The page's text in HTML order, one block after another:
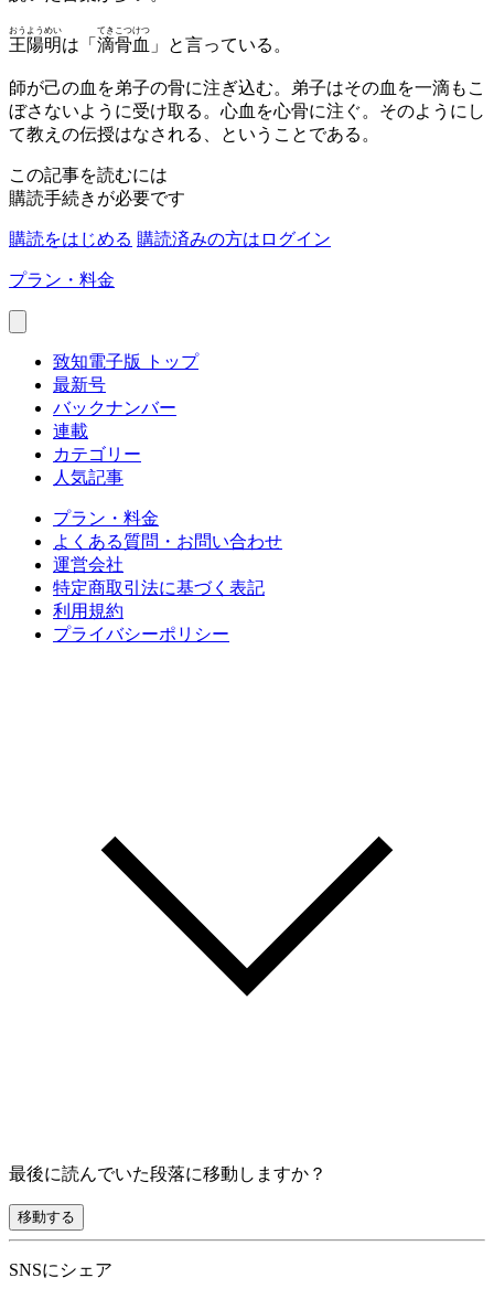
王
おう
陽
よう
明
めい
は「 滴
てき
骨
こつ
血
けつ
」と言っている。
師が己の血を弟子の骨に注ぎ込む。弟子はその血を一滴もこ
ぼさないように受け取る。心血を心骨に注ぐ。そのようにし
て教えの伝授はなされる、ということである。
この記事を読むには
購読手続きが必要です
購読をはじめる 購読済みの方はログイン
プラン・料金
致知電子版 トップ
最新号
バックナンバー
連載
カテゴリー
人気記事
プラン・料金
よくある質問・お問い合わせ
運営会社
特定商取引法に基づく表記
利用規約
プライバシーポリシー
最後に読んでいた段落に移動しますか？
移動する
SNSにシェア